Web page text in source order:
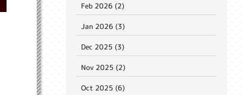
Feb 2026 (2)
Jan 2026 (3)
Dec 2025 (3)
Nov 2025 (2)
Oct 2025 (6)